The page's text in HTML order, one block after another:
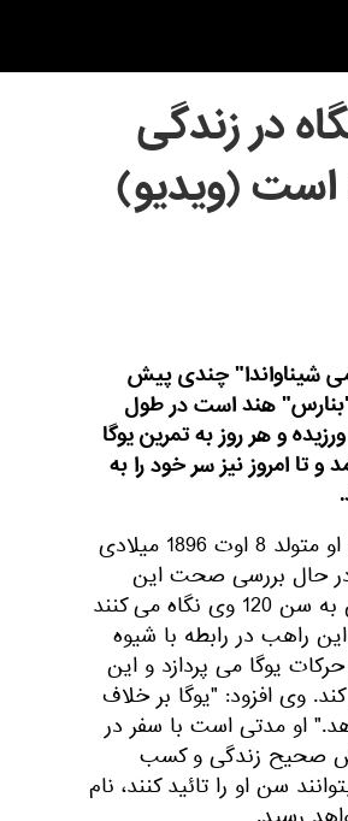
در زندگی
است (ویدیو)
شیناواندا" چندی پیش
"بنارس" هند است در طول
و هر روز به تمرین یوگا
تا امروز نیز سر خود را به
در شناسنامه این مرد هندی می توان مشاهده نمود که او متولد 8 اوت 1896 میلادی
حال بررسی صحت این
موضوع هستند. بسیاری از مردم با شک و تردید به این به سن 120 وی نگاه می کنند
راهب در رابطه با شیوه
4 ساعت به انجام حرکات یوگا می پردازد و این
وی افزود: "یوگا بر خلاف
او مدتی است با سفر در
صحیح زندگی و کسب
سن او را تائید کنند، نام